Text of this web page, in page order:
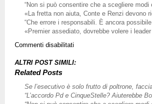
“Non si può consentire che a scegliere
«La fretta non aiuta, Conte e Renzi devono
“Che errore i responsabili. È ancora
«Premier assediato, dovrebbe volere i
Commenti disabilitati
maggioranza?
von
der
ALTRI POST SIMILI:
Related Posts
Se l’esecutivo è solo frutto di poltrone,
“L’accordo Pd e CinqueStelle? Aiuterebbe